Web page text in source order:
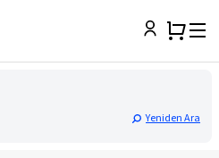
Yeniden Ara